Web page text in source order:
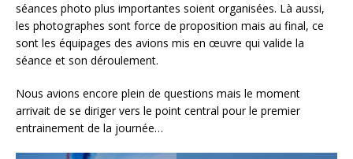
séances photo plus importantes soient organisées. Là aussi,
les photographes sont force de proposition mais au final, ce
sont les équipages des avions mis en œuvre qui valide la
séance et son déroulement.
Nous avions encore plein de questions mais le moment
arrivait de se diriger vers le point central pour le premier
entrainement de la journée…